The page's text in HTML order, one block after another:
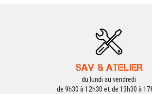
SAV & ATELIER
du lundi au vendredi
de 9h30 à 12h30 et de 13h30 à